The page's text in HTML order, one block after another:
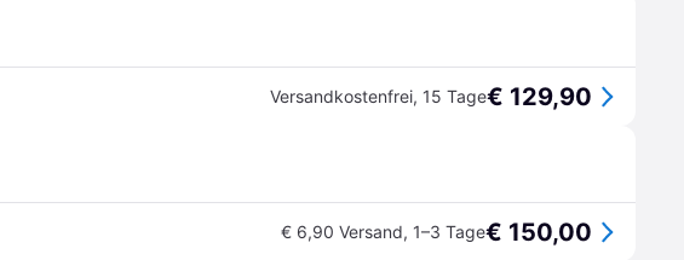
Versandkostenfrei, 15 Tage€ 129,90
€ 6,90 Versand, 1–3 Tage€ 150,00